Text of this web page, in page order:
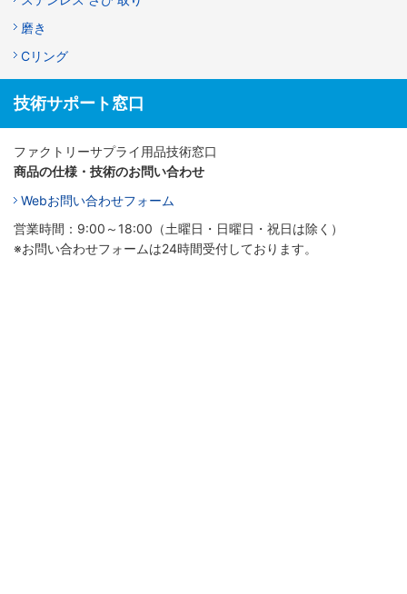
磨き
Cリング
技術サポート窓口
ファクトリーサプライ用品技術窓口
商品の仕様・技術のお問い合わせ
Webお問い合わせフォーム
営業時間：9:00～18:00（土曜日・日曜日・祝日は除く）
※お問い合わせフォームは24時間受付しております。